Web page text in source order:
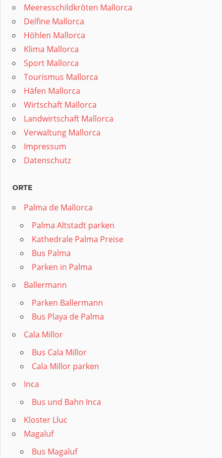
Meeresschildkröten Mallorca
Delfine Mallorca
Höhlen Mallorca
Klima Mallorca
Sport Mallorca
Tourismus Mallorca
Häfen Mallorca
Wirtschaft Mallorca
Landwirtschaft Mallorca
Verwaltung Mallorca
Impressum
Datenschutz
ORTE
Palma de Mallorca
Palma Altstadt parken
Kathedrale Palma Preise
Bus Palma
Parken in Palma
Ballermann
Parken Ballermann
Bus Playa de Palma
Cala Millor
Bus Cala Millor
Cala Millor parken
Inca
Bus und Bahn Inca
Kloster Lluc
Magaluf
Bus Magaluf